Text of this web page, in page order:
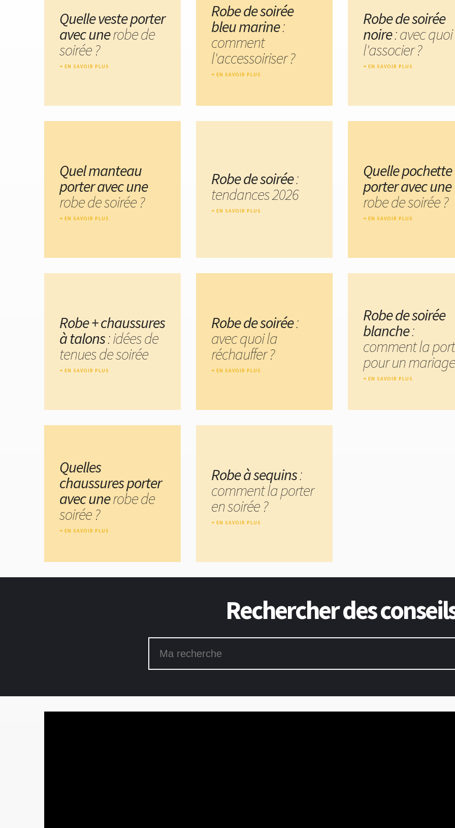
Quelle veste porter
avec unerobe de
soirée ?
EN SAVOIR PLUS
Robe de soirée
bleu marine:
comment
l'accessoiriser ?
EN SAVOIR PLUS
Robe de soirée
noire: avec quoi
l'associer ?
EN SAVOIR PLUS
Quel manteau
porter avec une
robe de soirée ?
EN SAVOIR PLUS
Robe de soirée:
tendances 2026
EN SAVOIR PLUS
Quelle pochette
porter avec une
robe de soirée ?
EN SAVOIR PLUS
Robe + chaussures
à talons: idées de
tenues de soirée
EN SAVOIR PLUS
Robe de soirée:
avec quoi la
réchauffer ?
EN SAVOIR PLUS
Robe de soirée
blanche:
comment la
pour un
EN SAVOIR PLUS
Quelles
chaussures porter
avec unerobe de
soirée ?
EN SAVOIR PLUS
Robe à sequins:
comment la porter
en soirée ?
EN SAVOIR PLUS
Rechercher des